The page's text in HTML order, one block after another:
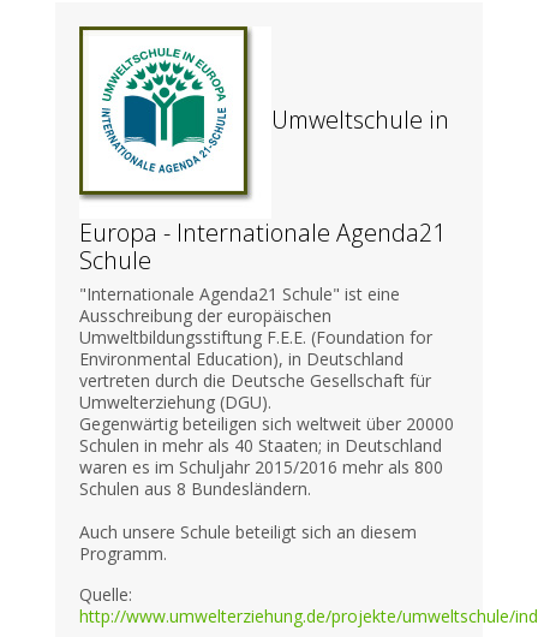
Umweltschule in
Europa - Internationale Agenda21
Schule
"Internationale Agenda21 Schule" ist eine
Ausschreibung der europäischen
Umweltbildungsstiftung F.E.E. (Foundation for
Environmental Education), in Deutschland
vertreten durch die Deutsche Gesellschaft für
Umwelterziehung (DGU).
Gegenwärtig beteiligen sich weltweit über 20000
Schulen in mehr als 40 Staaten; in Deutschland
waren es im Schuljahr 2015/2016 mehr als 800
Schulen aus 8 Bundesländern.
Auch unsere Schule beteiligt sich an diesem
Programm.
Quelle:
http://www.umwelterziehung.de/projekte/umweltschule/